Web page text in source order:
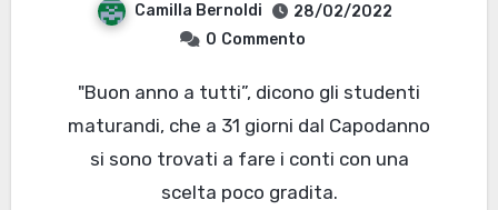
Camilla Bernoldi
28/02/2022
0 Commento
"Buon anno a tutti”, dicono gli studenti
maturandi, che a 31 giorni dal Capodanno
si sono trovati a fare i conti con una
scelta poco gradita.